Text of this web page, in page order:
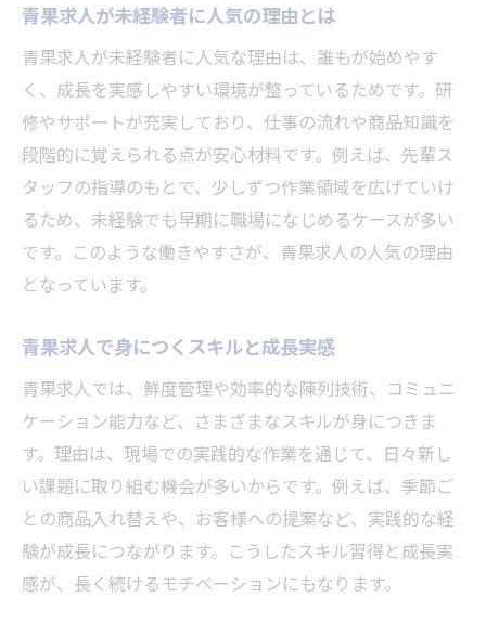
青果求人が未経験者に人気の理由とは
青果求人が未経験者に人気な理由は、誰もが始めやす
く、成長を実感しやすい環境が整っているためです。研
修やサポートが充実しており、仕事の流れや商品知識を
段階的に覚えられる点が安心材料です。例えば、先輩ス
タッフの指導のもとで、少しずつ作業領域を広げていけ
るため、未経験でも早期に職場になじめるケースが多い
です。このような働きやすさが、青果求人の人気の理由
となっています。
青果求人で身につくスキルと成長実感
青果求人では、鮮度管理や効率的な陳列技術、コミュニ
ケーション能力など、さまざまなスキルが身につきま
す。理由は、現場での実践的な作業を通じて、日々新し
い課題に取り組む機会が多いからです。例えば、季節ご
との商品入れ替えや、お客様への提案など、実践的な経
験が成長につながります。こうしたスキル習得と成長実
感が、長く続けるモチベーションにもなります。